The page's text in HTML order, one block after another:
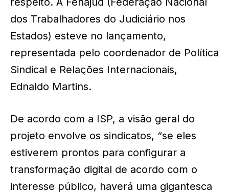
dos Trabalhadores do Judiciário nos
Estados) esteve no lançamento,
representada pelo coordenador de Política
Sindical e Relações Internacionais,
Ednaldo Martins.
De acordo com a ISP, a visão geral do
projeto envolve os sindicatos, “se eles
estiverem prontos para configurar a
transformação digital de acordo com o
interesse público, haverá uma gigantesca